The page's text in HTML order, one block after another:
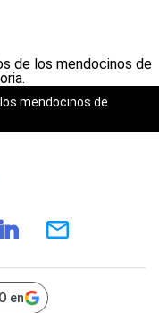
mendocinos de
en